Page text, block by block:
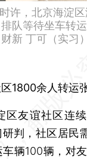
许，北京海淀
队等待坐车转
新 丁可（实习）
1800余人转运
区友谊社区连
判，社区居民
辆100辆，对